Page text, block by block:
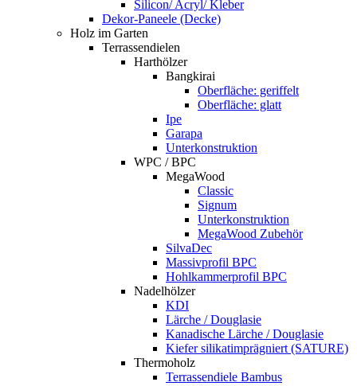
Silicon/ Acryl/ Kleber
Dekor-Paneele (Decke)
Holz im Garten
Terrassendielen
Harthölzer
Bangkirai
Oberfläche: geriffelt
Oberfläche: glatt
Ipe
Garapa
Unterkonstruktion
WPC / BPC
MegaWood
Classic
Signum
Unterkonstruktion
MegaWood Zubehör
SilvaDec
Massivprofil BPC
Hohlkammerprofil BPC
Nadelhölzer
KDI
Lärche / Douglasie
Kanadische Lärche / Douglasie
Kiefer silikatimprägniert (SATURE)
Thermoholz
Terrassendiele Bambus